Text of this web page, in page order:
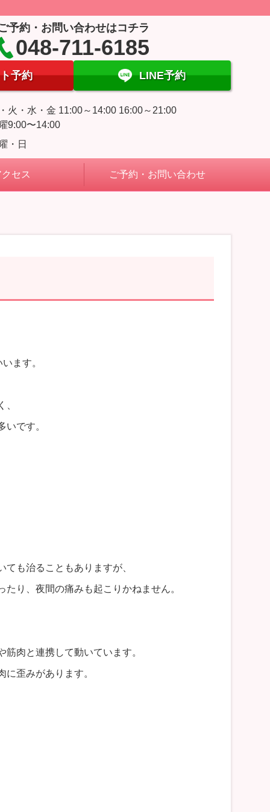
予約・お問い合わせはコチラ
048-711-6185
予約 LINE予約
火・水・金 11:00～14:00 16:00～21:00
9:00〜14:00
・日
セス ご予約・お問い合わせ
ます。
、
です。
も治ることもありますが、
り、夜間の痛みも起こりかねません。
肉と連携して動いています。
歪みがあります。